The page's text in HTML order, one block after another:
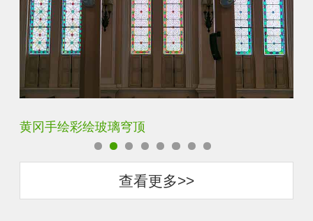
宝鸡代加工蒂凡尼玻璃
查看更多>>